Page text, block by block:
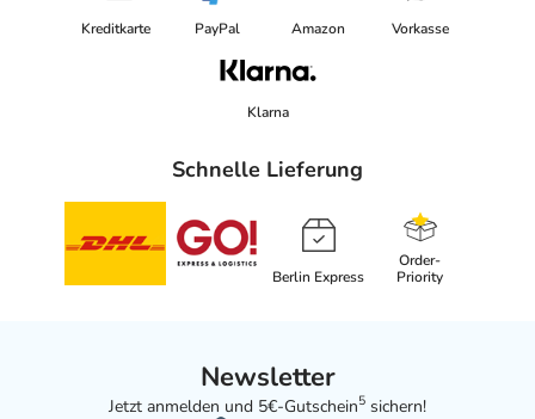
Kreditkarte PayPal Amazon Vorkasse
Klarna
Schnelle Lieferung
Berlin Express
Order-
Priority
Newsletter
Jetzt anmelden und 5€-Gutschein5 sichern!